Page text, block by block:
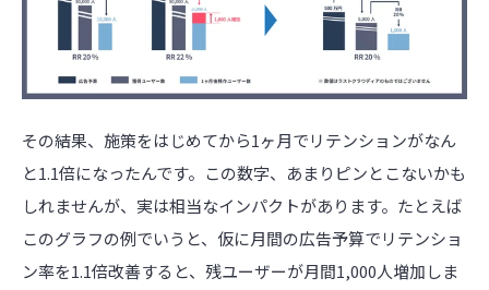
その結果、施策をはじめてから1ヶ月でリテンションがなん
と1.1倍になったんです。この数字、あまりピンとこないかも
しれませんが、実は相当なインパクトがあります。たとえば
このグラフの例でいうと、仮に月間の広告予算でリテンショ
ン率を1.1倍改善すると、残ユーザーが月間1,000人増加しま